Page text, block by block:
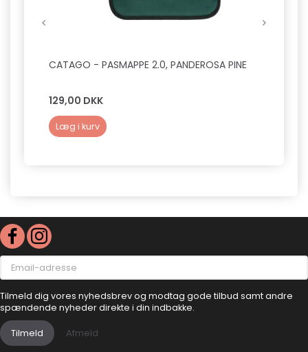
CATAGO - PASMAPPE 2.0, PANDEROSA PINE
129,00 DKK
Læg i kurv
Email-
adresse
Tilmeld dig vores nyhedsbrev og modtag gode tilbud samt andre
spændende nyheder direkte i din indbakke.
Tilmeld Afmeld